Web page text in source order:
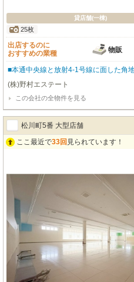
貸店舗(一棟)
25枚
出店するのに
おすすめの業種
物販
■本通中央線と放射4-1号線に面した角
(株)野村エステート
この会社の全物件を見る
松川町5番 大型店舗
ここ最近で33回 見られています！